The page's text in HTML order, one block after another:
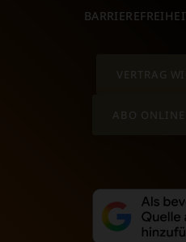
VERTRAG
ABO